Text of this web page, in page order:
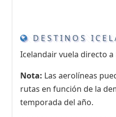
DESTINOS
Icelandair vuela directo a
Nota: Las aerolíneas
rutas en función de la
temporada del año.